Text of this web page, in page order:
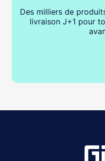
Des milliers de
livraison J+1 pour